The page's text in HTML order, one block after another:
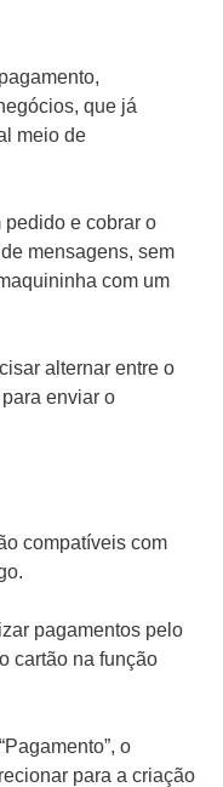
que já
meio de
pedido e cobrar o
mensagens, sem
com um
alternar entre o
enviar o
compatíveis com
pagamentos pelo
cartão na função
o
para a criação